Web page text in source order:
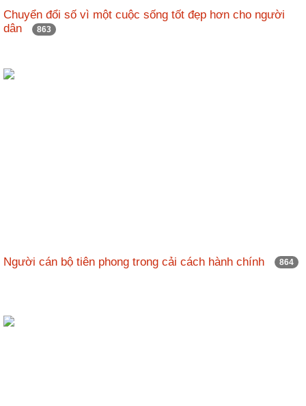
Chuyển đổi số vì một cuộc sống tốt đẹp hơn cho người
dân
863
Người cán bộ tiên phong trong cải cách hành chính 864